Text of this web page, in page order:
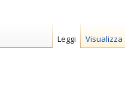
Leggi Visualizza